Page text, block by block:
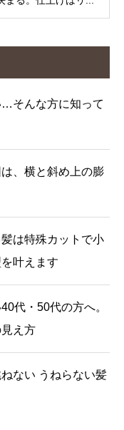
…そんな方に知って
、横と斜め上の膨
は特殊カットで小
叶えます
代・50代の方へ。
え方
ない うねらない髪